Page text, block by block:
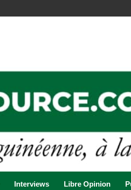
Interviews Libre Opinion